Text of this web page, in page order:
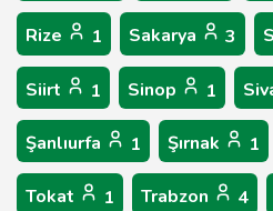
Rize 1 Sakarya 3
Siirt 1 Sinop 1
Şanlıurfa 1 Şırnak 1
Tokat 1 Trabzon 4